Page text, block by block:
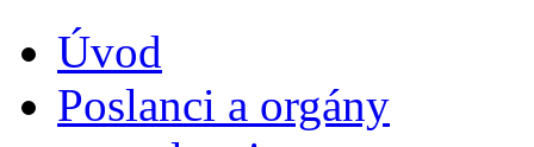
Úvod
Poslanci a orgány